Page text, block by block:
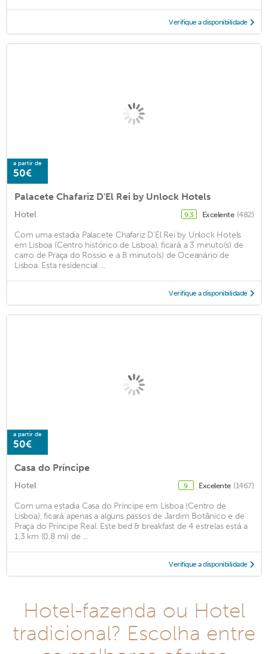
Verifique a disponibilidade
a partir de
50€
Palacete Chafariz D'El Rei by Unlock Hotels
Hotel 9,3 Excelente (482)
Com uma estadia Palacete Chafariz D'El Rei by Unlock Hotels
em Lisboa (Centro histórico de Lisboa), ficará a 3 minuto(s) de
carro de Praça do Rossio e a 8 minuto(s) de Oceanário de
Lisboa. Esta residencial ...
Verifique a disponibilidade
a partir de
50€
Casa do Príncipe
Hotel 9 Excelente (1467)
Com uma estadia Casa do Príncipe em Lisboa (Centro de
Lisboa), ficará apenas a alguns passos de Jardim Botânico e de
Praça do Príncipe Real. Este bed & breakfast de 4 estrelas está a
1,3 km (0,8 mi) de ...
Verifique a disponibilidade
Hotel-fazenda ou Hotel
tradicional? Escolha entre